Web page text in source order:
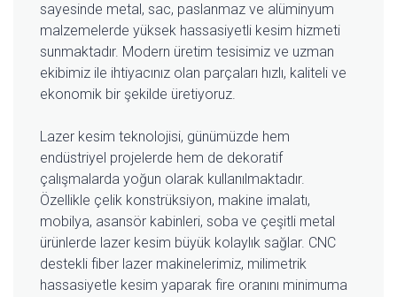
sayesinde metal, sac, paslanmaz ve alüminyum
malzemelerde yüksek hassasiyetli kesim hizmeti
sunmaktadır. Modern üretim tesisimiz ve uzman
ekibimiz ile ihtiyacınız olan parçaları hızlı, kaliteli ve
ekonomik bir şekilde üretiyoruz.
Lazer kesim teknolojisi, günümüzde hem
endüstriyel projelerde hem de dekoratif
çalışmalarda yoğun olarak kullanılmaktadır.
Özellikle çelik konstrüksiyon, makine imalatı,
mobilya, asansör kabinleri, soba ve çeşitli metal
ürünlerde lazer kesim büyük kolaylık sağlar. CNC
destekli fiber lazer makinelerimiz, milimetrik
hassasiyetle kesim yaparak fire oranını minimuma